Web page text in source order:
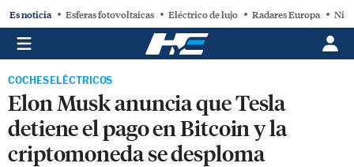
Es noticia Esferas fotovoltaicas Eléctrico de lujo Radares Europa
COCHES ELÉCTRICOS
Elon Musk anuncia que Tesla
detiene el pago en Bitcoin y la
criptomoneda se desploma